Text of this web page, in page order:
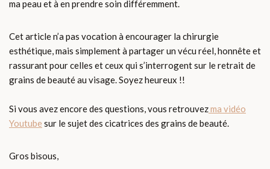
ma peau et à en prendre soin différemment.
Cet article n’a pas vocation à encourager la chirurgie
esthétique, mais simplement à partager un vécu réel, honnête et
rassurant pour celles et ceux qui s’interrogent sur le retrait de
grains de beauté au visage. Soyez heureux !!
Si vous avez encore des questions, vous retrouvezma vidéo
Youtube sur le sujet des cicatrices des grains de beauté.
Gros bisous,